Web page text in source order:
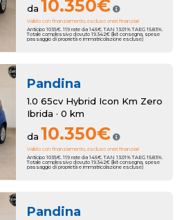
da 10.350€
Valido con finanziamento, escluso oneri finanziari
Anticipo 1035€. 119 rate da 145€. TAN 13.01% TAEG 15.83%.
Totale complessivo dovuto 19.342€ (kit consegna, spese
passaggio di proprietà e immatricolazione escluse)
Pandina
1.0 65cv Hybrid Icon Km Zero
Ibrida · 0 km
da 10.350€
Valido con finanziamento, escluso oneri finanziari
Anticipo 1035€. 119 rate da 145€. TAN 13.01% TAEG 15.83%.
Totale complessivo dovuto 19.342€ (kit consegna, spese
passaggio di proprietà e immatricolazione escluse)
Pandina